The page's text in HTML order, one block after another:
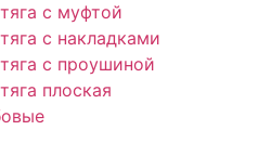
с муфтой
с накладками
с проушиной
плоская